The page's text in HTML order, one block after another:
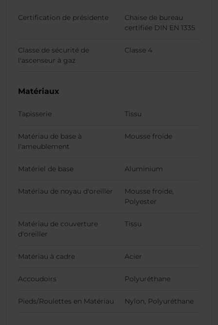
Certification de présidente
Chaise de bureau
certifiée DIN EN 1335
Classe de sécurité de
l'ascenseur à gaz
Classe 4
Matériaux
Tapisserie Tissu
Matériau de base à
l'ameublement
Mousse froide
Matériel de base Aluminium
Matériau de noyau d'oreiller
Mousse froide,
Polyester
Matériau de couverture
d'oreiller
Tissu
Matériau à cadre Acier
Accoudoirs Polyuréthane
Pieds/Roulettes en Matériau Nylon, Polyuréthane